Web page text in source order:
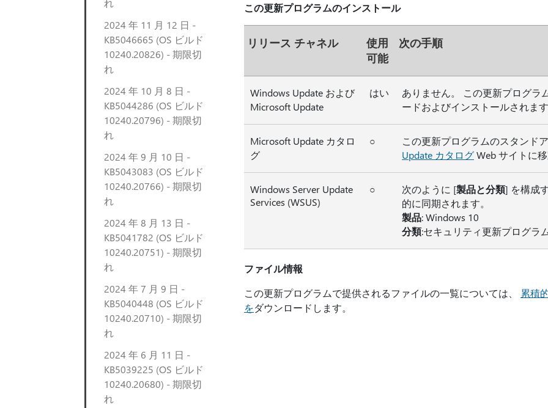
れ
2024 年 11 月 12 日 -
KB5046665 (OS ビルド
10240.20826) - 期限切
れ
2024 年 10 月 8 日 -
KB5044286 (OS ビルド
10240.20796) - 期限切
れ
2024 年 9 月 10 日 -
KB5043083 (OS ビルド
10240.20766) - 期限切
れ
2024 年 8 月 13 日 -
KB5041782 (OS ビルド
10240.20751) - 期限切
れ
2024 年 7 月 9 日 -
KB5040448 (OS ビルド
10240.20710) - 期限切
れ
2024 年 6 月 11 日 -
KB5039225 (OS ビルド
10240.20680) - 期限切
れ
この更新プログラムのインストール
リリース チャネル
使用
可能
次の手順
Windows Update および
Microsoft Update
はい
ありません。 この更新プログラ
ードおよびインストールされま
Microsoft Update カタロ
グ
○
この更新プログラムのスタンド
Update カタログWeb サイトに
Windows Server Update
Services (WSUS)
○ 次のように [製品と分類] を構成
的に同期されます。
製品: Windows 10
分類:セキュリティ更新プログラ
ファイル情報
この更新プログラムで提供されるファイルの一覧については、 累積
をダウンロードします。